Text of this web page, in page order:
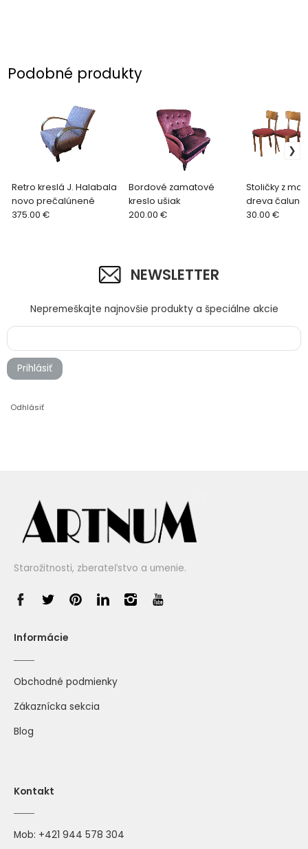
Podobné produkty
Retro kreslá J. Halabala
novo prečalúnené
375.00 €
Bordové zamatové
kreslo ušiak
200.00 €
Stoličky z
dreva
sedenie
30.00 €
NEWSLETTER
Nepremeškajte najnovšie produkty a špeciálne akcie
Prihlásiť
Odhlásiť
Starožitnosti, zberateľstvo a umenie.
Informácie
Obchodné podmienky
Zákaznícka sekcia
Blog
Kontakt
Mob: +421 944 578 304